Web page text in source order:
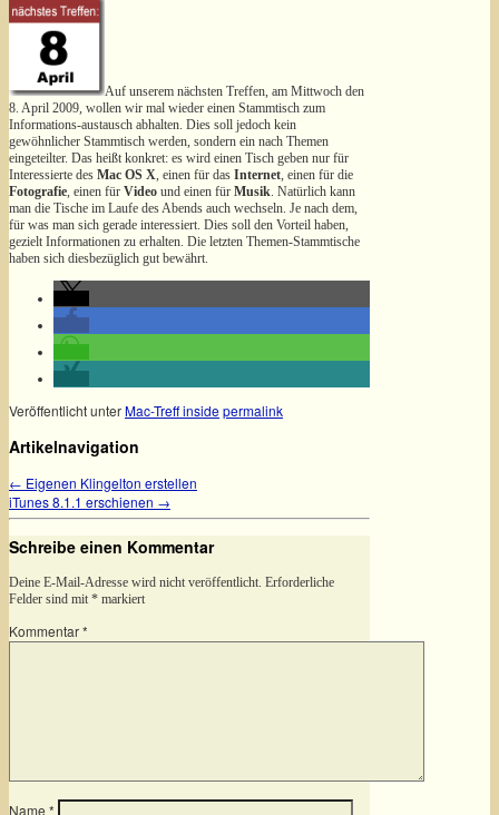
Auf unserem nächsten Treffen, am Mittwoch den
8. April 2009, wollen wir mal wieder einen Stammtisch zum
Informations-austausch abhalten. Dies soll jedoch kein
gewöhnlicher Stammtisch werden, sondern ein nach Themen
eingeteilter. Das heißt konkret: es wird einen Tisch geben nur für
Interessierte des Mac OS X, einen für das Internet, einen für die
Fotografie, einen für Video und einen für Musik. Natürlich kann
man die Tische im Laufe des Abends auch wechseln. Je nach dem,
für was man sich gerade interessiert. Dies soll den Vorteil haben,
gezielt Informationen zu erhalten. Die letzten Themen-Stammtische
haben sich diesbezüglich gut bewährt.
Veröffentlicht unterMac-Treff insidepermalink
Artikelnavigation
← Eigenen Klingelton erstellen
iTunes 8.1.1 erschienen →
Schreibe einen Kommentar
Deine E-Mail-Adresse wird nicht veröffentlicht. Erforderliche
Felder sind mit * markiert
Kommentar*
Name *